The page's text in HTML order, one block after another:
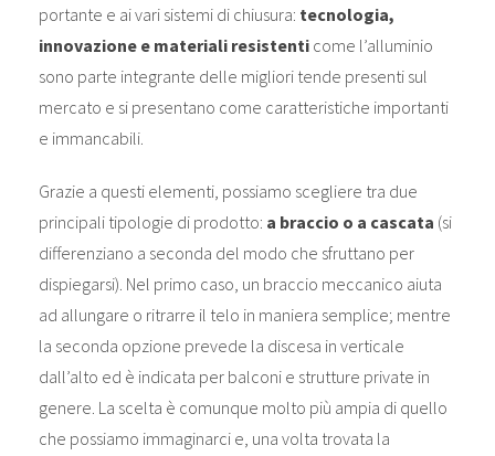
portante e ai vari sistemi di chiusura: tecnologia,
innovazione e materiali resistenticome l’alluminio
sono parte integrante delle migliori tende presenti sul
mercato e si presentano come caratteristiche importanti
e immancabili.
Grazie a questi elementi, possiamo scegliere tra due
principali tipologie di prodotto: a braccio o a cascata (si
differenziano a seconda del modo che sfruttano per
dispiegarsi). Nel primo caso, un braccio meccanico aiuta
ad allungare o ritrarre il telo in maniera semplice; mentre
la seconda opzione prevede la discesa in verticale
dall’alto ed è indicata per balconi e strutture private in
genere. La scelta è comunque molto più ampia di quello
che possiamo immaginarci e, una volta trovata la